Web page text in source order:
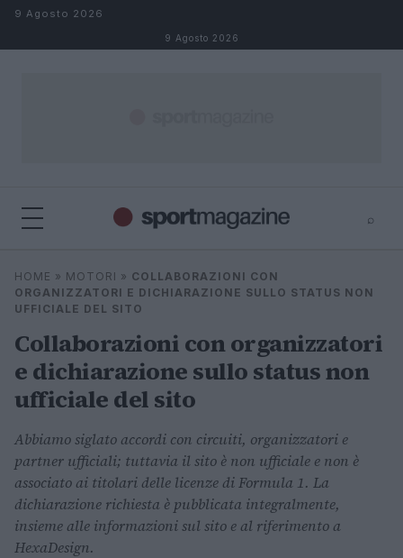
Salta al contenuto
9 Agosto 2026
9 Agosto 2026
⌕
Cerca
HOME » MOTORI » COLLABORAZIONI CON
ORGANIZZATORI E DICHIARAZIONE SULLO STATUS NON
UFFICIALE DEL SITO
Collaborazioni con organizzatori
e dichiarazione sullo status non
ufficiale del sito
Abbiamo siglato accordi con circuiti, organizzatori e
partner ufficiali; tuttavia il sito è non ufficiale e non è
associato ai titolari delle licenze di Formula 1. La
dichiarazione richiesta è pubblicata integralmente,
insieme alle informazioni sul sito e al riferimento a
HexaDesign.